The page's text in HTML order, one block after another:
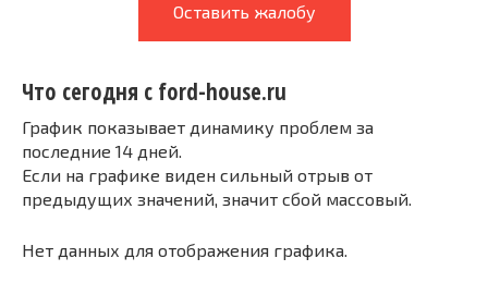
Оставить жалобу
Что сегодня с ford-house.ru
График показывает динамику проблем за
последние 14 дней.
Если на графике виден сильный отрыв от
предыдущих значений, значит сбой массовый.
Нет данных для отображения графика.